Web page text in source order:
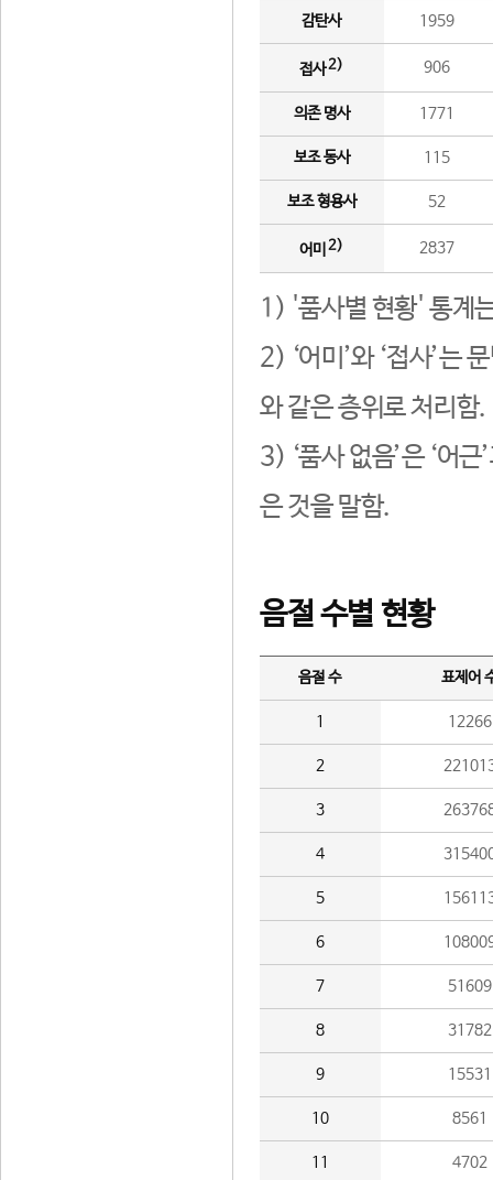
감탄사 1959
접사2) 906
의존 명사 1771
보조 동사 115
보조 형용사 52
어미 2) 2837
1) '품사별 현황' 통계
2) ‘어미’와 ‘접사’는
와 같은 층위로 처리함.
3) ‘품사 없음’은 ‘어
은 것을 말함.
음절 수별 현황
음절 수 표제어
1 12266
2
3
4
5
6
7 51609
8 31782
9 15531
10 8561
11 4702